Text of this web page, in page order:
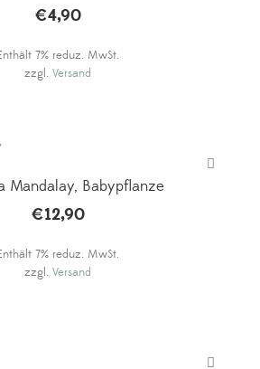
€4,90
7% reduz. MwSt.
zzgl. Versand
Mandalay, Babypflanze
€12,90
7% reduz. MwSt.
zzgl. Versand